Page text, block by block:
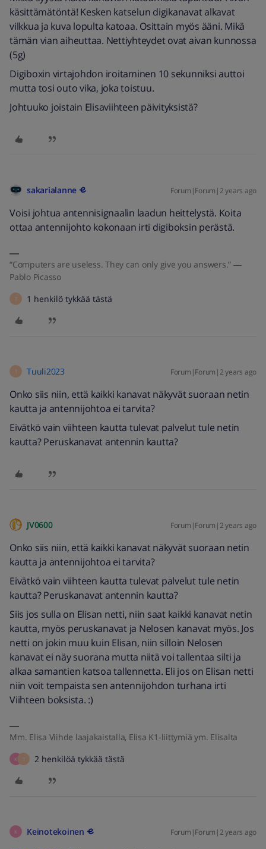
käsittämätöntä! Kesken katselun digikanavat alkavat
vilkkua ja kuva lopulta katoaa. Osittain myös ääni. Mikä
tämän vian aiheuttaa. Nettiyhteydet ovat aivan kunnossa
(5g)
Digiboxin virtajohdon iroitaminen 10 sekunniksi auttoi
mutta tosi outo vika, joka toistuu.
Johtuuko joistain Elisaviihteen päivityksistä?
sakarialanne Forum|Forum|2 years ago
Voisi johtua antennisignaalin laadun heittelystä. Koita
ottaa antennijohto kokonaan irti digiboksin perästä.
“Computers are useless. They can only give you answers.” ―
Pablo Picasso
T 1 henkilö tykkää tästä
T Tuuli2023 Forum|Forum|2 years ago
Onko siis niin, että kaikki kanavat näkyvät suoraan netin
kautta ja antennijohtoa ei tarvita?
Eivätkö vain viihteen kautta tulevat palvelut tule netin
kautta? Peruskanavat antennin kautta?
JV0600 Forum|Forum|2 years ago
Onko siis niin, että kaikki kanavat näkyvät suoraan netin
kautta ja antennijohtoa ei tarvita?
Eivätkö vain viihteen kautta tulevat palvelut tule netin
kautta? Peruskanavat antennin kautta?
Siis jos sulla on Elisan netti, niin saat kaikki kanavat netin
kautta, myös peruskanavat ja Nelosen kanavat myös. Jos
netti on jokin muu kuin Elisan, niin silloin Nelosen
kanavat ei näy suorana mutta niitä voi tallentaa silti ja
alkaa samantien katsoa tallennetta. Eli jos on Elisan netti
niin voit tempaista sen antennijohdon turhana irti
Viihteen boksista. :)
Mm. Elisa Viihde laajakaistalla, Elisa K1-liittymiä ym. Elisalta
K T 2 henkilöä tykkää tästä
K Keinotekoinen Forum|Forum|2 years ago